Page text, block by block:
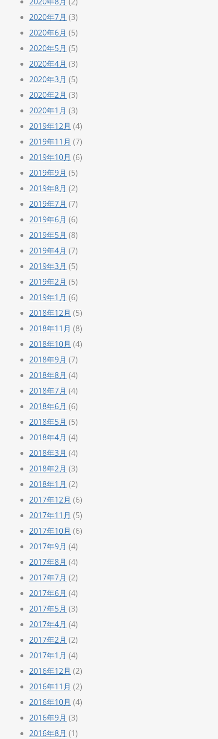
2020年7月 (3)
2020年6月 (5)
2020年5月 (5)
2020年4月 (3)
2020年3月 (5)
2020年2月 (3)
2020年1月 (3)
2019年12月 (4)
2019年11月 (7)
2019年10月 (6)
2019年9月 (5)
2019年8月 (2)
2019年7月 (7)
2019年6月 (6)
2019年5月 (8)
2019年4月 (7)
2019年3月 (5)
2019年2月 (5)
2019年1月 (6)
2018年12月 (5)
2018年11月 (8)
2018年10月 (4)
2018年9月 (7)
2018年8月 (4)
2018年7月 (4)
2018年6月 (6)
2018年5月 (5)
2018年4月 (4)
2018年3月 (4)
2018年2月 (3)
2018年1月 (2)
2017年12月 (6)
2017年11月 (5)
2017年10月 (6)
2017年9月 (4)
2017年8月 (4)
2017年7月 (2)
2017年6月 (4)
2017年5月 (3)
2017年4月 (4)
2017年2月 (2)
2017年1月 (4)
2016年12月 (2)
2016年11月 (2)
2016年10月 (4)
2016年9月 (3)
2016年8月 (1)